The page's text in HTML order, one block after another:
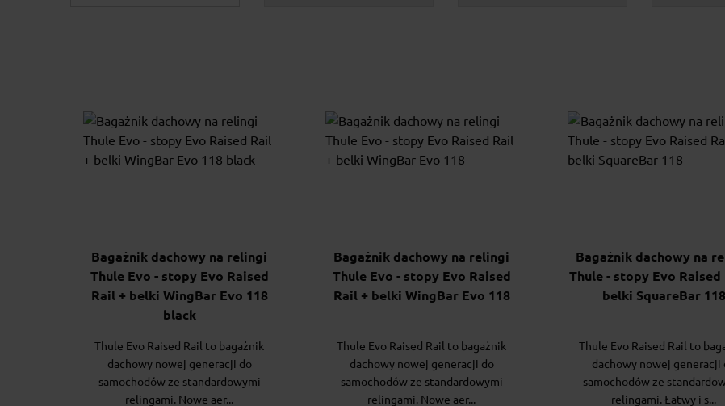
Bagażnik dachowy na relingi
Thule Evo - stopy Evo Raised
Rail + belki WingBar Evo 118
black
Thule Evo Raised Rail to bagażnik
dachowy nowej generacji do
samochodów ze standardowymi
relingami. Nowe aer...
Bagażnik dachowy na relingi
Thule Evo - stopy Evo Raised
Rail + belki WingBar Evo 118
Thule Evo Raised Rail to bagażnik
dachowy nowej generacji do
samochodów ze standardowymi
relingami. Nowe aer...
Bagażnik dachowy na
Thule - stopy Evo Raised
belki SquareBar 118
Thule Evo Raised Rail to
dachowy nowej generacji
samochodów ze
relingami. Łatwy i s...